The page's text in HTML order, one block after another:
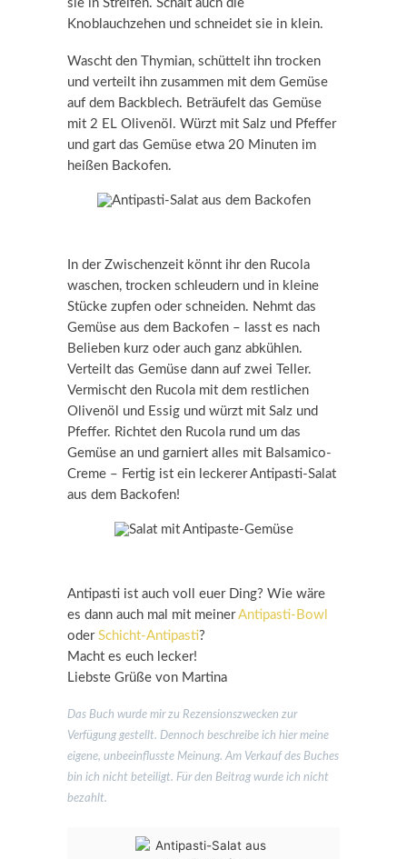
sie in Streifen. Schält auch die
Knoblauchzehen und schneidet sie in klein.
Wascht den Thymian, schüttelt ihn trocken
und verteilt ihn zusammen mit dem Gemüse
auf dem Backblech. Beträufelt das Gemüse
mit 2 EL Olivenöl. Würzt mit Salz und Pfeffer
und gart das Gemüse etwa 20 Minuten im
heißen Backofen.
In der Zwischenzeit könnt ihr den Rucola
waschen, trocken schleudern und in kleine
Stücke zupfen oder schneiden. Nehmt das
Gemüse aus dem Backofen – lasst es nach
Belieben kurz oder auch ganz abkühlen.
Verteilt das Gemüse dann auf zwei Teller.
Vermischt den Rucola mit dem restlichen
Olivenöl und Essig und würzt mit Salz und
Pfeffer. Richtet den Rucola rund um das
Gemüse an und garniert alles mit Balsamico-
Creme – Fertig ist ein leckerer Antipasti-Salat
aus dem Backofen!
Antipasti ist auch voll euer Ding? Wie wäre
es dann auch mal mit meinerAntipasti-Bowl
oder Schicht-Antipasti?
Macht es euch lecker!
Liebste Grüße von Martina
Das Buch wurde mir zu Rezensionszwecken zur
Verfügung gestellt. Dennoch beschreibe ich hier meine
eigene, unbeeinflusste Meinung. Am Verkauf des Buches
bin ich nicht beteiligt. Für den Beitrag wurde ich nicht
bezahlt.